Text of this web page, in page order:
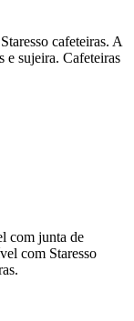
cafeteiras. A
e sujeira. Cafeteiras
com junta de
com Staresso